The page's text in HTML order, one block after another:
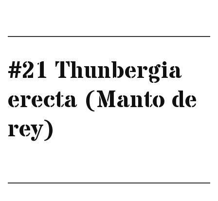
#21 Thunbergia
erecta (Manto de
rey)